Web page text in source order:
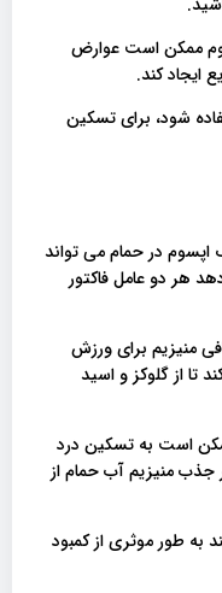
ممکن است عوارض
ایجاد کند.
شود، برای تسکین
اپسوم در حمام می تواند
هر دو عامل فاکتور
منیزیم برای ورزش
تا از گلوکز و اسید
است به تسکین درد
منیزیم آب حمام از
به طور موثری از کمبود